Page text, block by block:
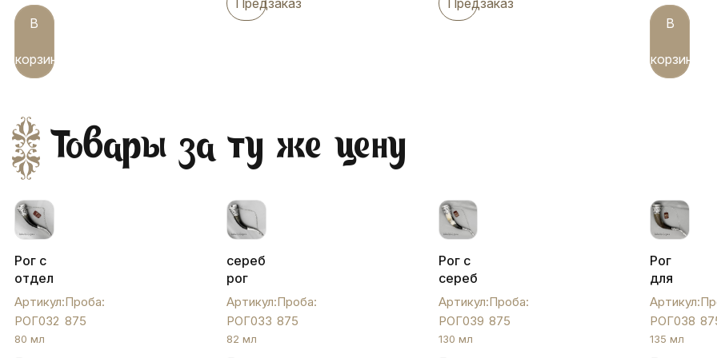
В
корзину
В
корзину
Товары за ту же цену
Рог с
отделкой
серебра
от
кубачинских
мастеров,
Артикул:
РОГ032
Проба:
875
80 мл
серебряный
рог
от
кубачинских
мастеров,
РОГ033
Артикул:
РОГ033
Проба:
875
82 мл
Рог с
серебряными
вставками
"Кубачи",
РОГ039
Артикул:
РОГ039
Проба:
875
130 мл
Рог
для
вина с
РОГ038
Артикул:
РОГ038
135 мл